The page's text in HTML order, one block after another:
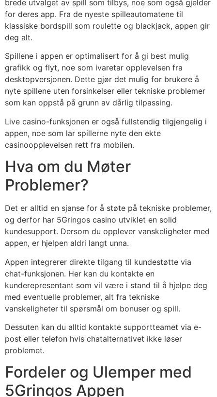
brede utvalget av spill som tilbys, noe som også gjelder
for deres app. Fra de nyeste spilleautomatene til
klassiske bordspill som roulette og blackjack, appen gir
deg alt.
Spillene i appen er optimalisert for å gi best mulig
grafikk og flyt, noe som ivaretar opplevelsen fra
desktopversjonen. Dette gjør det mulig for brukere å
nyte spillene uten forsinkelser eller tekniske problemer
som kan oppstå på grunn av dårlig tilpassing.
Live casino-funksjonen er også fullstendig tilgjengelig i
appen, noe som lar spillerne nyte den ekte
casinoopplevelsen rett fra mobilen.
Hva om du Møter
Problemer?
Det er alltid en sjanse for å støte på tekniske problemer,
og derfor har 5Gringos casino utviklet en solid
kundesupport. Dersom du opplever vanskeligheter med
appen, er hjelpen aldri langt unna.
Appen integrerer direkte tilgang til kundestøtte via
chat-funksjonen. Her kan du kontakte en
kunderepresentant som vil være i stand til å hjelpe deg
med eventuelle problemer, alt fra tekniske
vanskeligheter til spørsmål om bonuser og spill.
Dessuten kan du alltid kontakte supportteamet via e-
post eller telefon hvis chatalternativet ikke løser
problemet.
Fordeler og Ulemper med
5Gringos Appen